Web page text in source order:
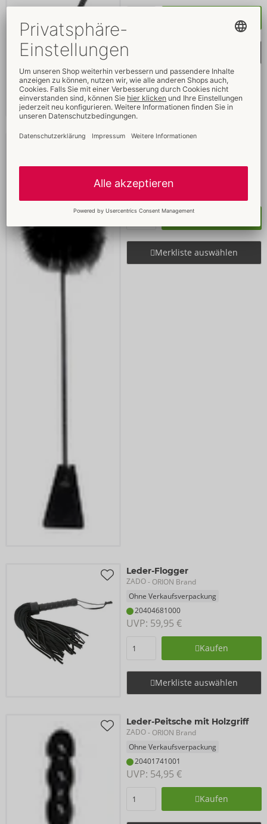
Feather Crop
Ohne Verkaufsverpackung
05409600000
UVP:
Merkliste auswählen
Leder-Flogger
ZADO- ORION Brand
Ohne Verkaufsverpackung
20404681000
UVP: 59,95 €
Kaufen
Merkliste auswählen
Leder-Peitsche mit Holzgriff
ZADO- ORION Brand
Ohne Verkaufsverpackung
20401741001
UVP: 54,95 €
Kaufen